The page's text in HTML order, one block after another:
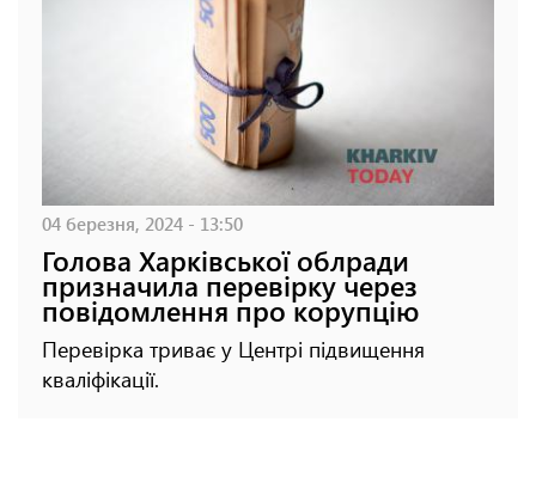
04 березня, 2024 - 13:50
Голова Харківської облради
призначила перевірку через
повідомлення про корупцію
Перевірка триває у Центрі підвищення
кваліфікації.